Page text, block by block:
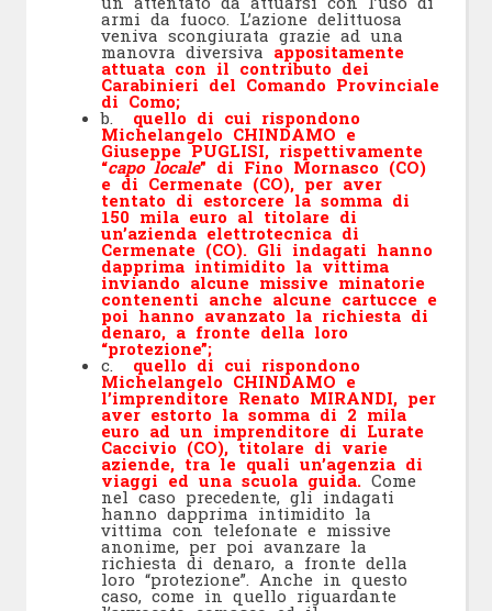
armi da fuoco. L’azione delittuosa
veniva scongiurata grazie ad una
manovra diversiva appositamente
attuata con il contributo dei
Carabinieri del Comando Provinciale
di Como;
b. quello di cui rispondono
Michelangelo CHINDAMO e
Giuseppe PUGLISI, rispettivamente
“capo locale” di Fino Mornasco (CO)
e di Cermenate (CO), per aver
tentato di estorcere la somma di
150 mila euro al titolare di
un’azienda elettrotecnica di
Cermenate (CO). Gli indagati hanno
dapprima intimidito la vittima
inviando alcune missive minatorie
contenenti anche alcune cartucce e
poi hanno avanzato la richiesta di
denaro, a fronte della loro
“protezione”;
c. quello di cui rispondono
Michelangelo CHINDAMO e
l’imprenditore Renato MIRANDI, per
aver estorto la somma di 2 mila
euro ad un imprenditore di Lurate
Caccivio (CO), titolare di varie
aziende, tra le quali un’agenzia di
viaggi ed una scuola guida. Come
nel caso precedente, gli indagati
hanno dapprima intimidito la
vittima con telefonate e missive
anonime, per poi avanzare la
richiesta di denaro, a fronte della
loro “protezione”. Anche in questo
caso, come in quello riguardante